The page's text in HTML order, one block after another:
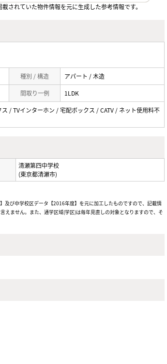
されていた物件情報を元に生成した参考情報です。
種別 / 構造 アパート / 木造
間取り一例 1LDK
/ TVインターホン / 宅配ボックス / CATV / ネット使用料不
清瀬第四中学校
(東京都清瀬市)
及び中学校区データ【2016年度】を元に加工したものですので、記載情
えません。また、通学区域(学区)は毎年見直しの対象となりますので、そ